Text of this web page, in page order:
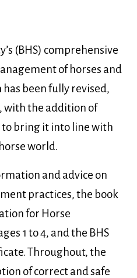
(BHS) comprehensive
of horses and
been fully revised,
with the addition of
bring it into line with
world.
and advice on
practices, the book
for Horse
1 to 4, and the BHS
Throughout, the
of correct and safe